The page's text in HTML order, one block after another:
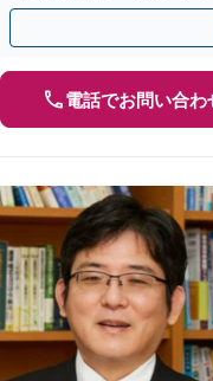
対応可】【完全個室】
電話でお問い合わ